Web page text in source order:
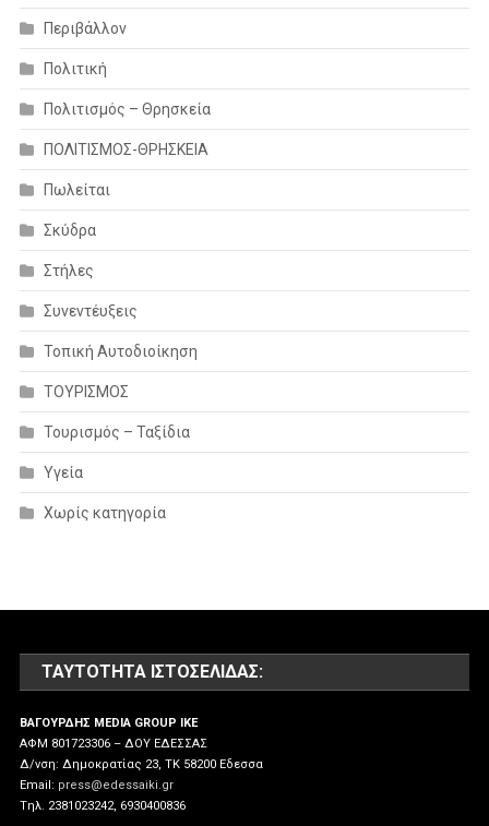
Περιβάλλον
Πολιτική
Πολιτισμός – Θρησκεία
ΠΟΛΙΤΙΣΜΟΣ-ΘΡΗΣΚΕΙΑ
Πωλείται
Σκύδρα
Στήλες
Συνεντέυξεις
Τοπική Αυτοδιοίκηση
ΤΟΥΡΙΣΜΟΣ
Τουρισμός – Ταξίδια
Υγεία
Χωρίς κατηγορία
ΤΑΥΤΌΤΗΤΑ ΙΣΤΟΣΕΛΊΔΑΣ:
ΒΑΓΟΥΡΔΗΣ MEDIA GROUP IKE
ΑΦΜ 801723306 – ΔΟΥ ΕΔΕΣΣΑΣ
Δ/νση: Δημοκρατίας 23, ΤΚ 58200 Εδεσσα
Email: press@edessaiki.gr
Tηλ. 2381023242, 6930400836